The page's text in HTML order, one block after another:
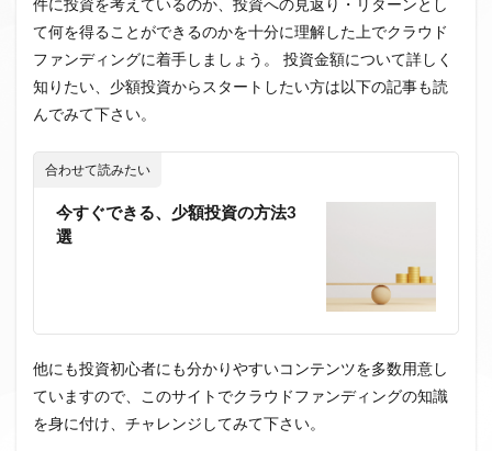
件に投資を考えているのか、投資への見返り・リターンとし
て何を得ることができるのかを十分に理解した上でクラウド
ファンディングに着手しましょう。 投資金額について詳しく
知りたい、少額投資からスタートしたい方は以下の記事も読
んでみて下さい。
合わせて読みたい
今すぐできる、少額投資の方法3
選
他にも投資初心者にも分かりやすいコンテンツを多数用意し
ていますので、このサイトでクラウドファンディングの知識
を身に付け、チャレンジしてみて下さい。